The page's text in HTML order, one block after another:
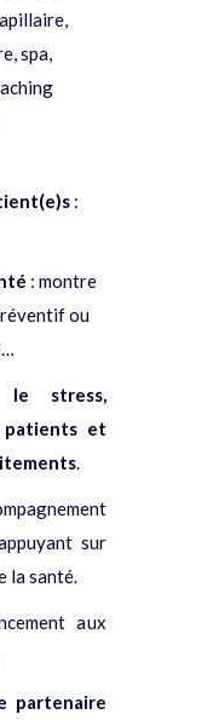
spa,
:
: montre
ou
le stress,
patients et
.
sur
la santé.
aux
partenaire